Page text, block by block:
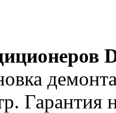
Гарантия